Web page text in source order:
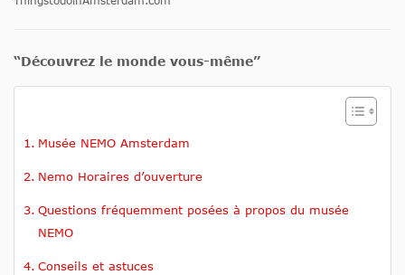
“Découvrez le monde vous-même”
Musée NEMO Amsterdam
Nemo Horaires d’ouverture
Questions fréquemment posées à propos du musée
NEMO
Conseils et astuces